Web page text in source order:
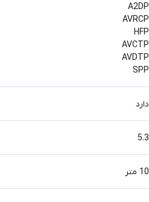
A2DP
AVRCP
HFP
AVCTP
AVDTP
SPP
دارد
5.3
10 متر